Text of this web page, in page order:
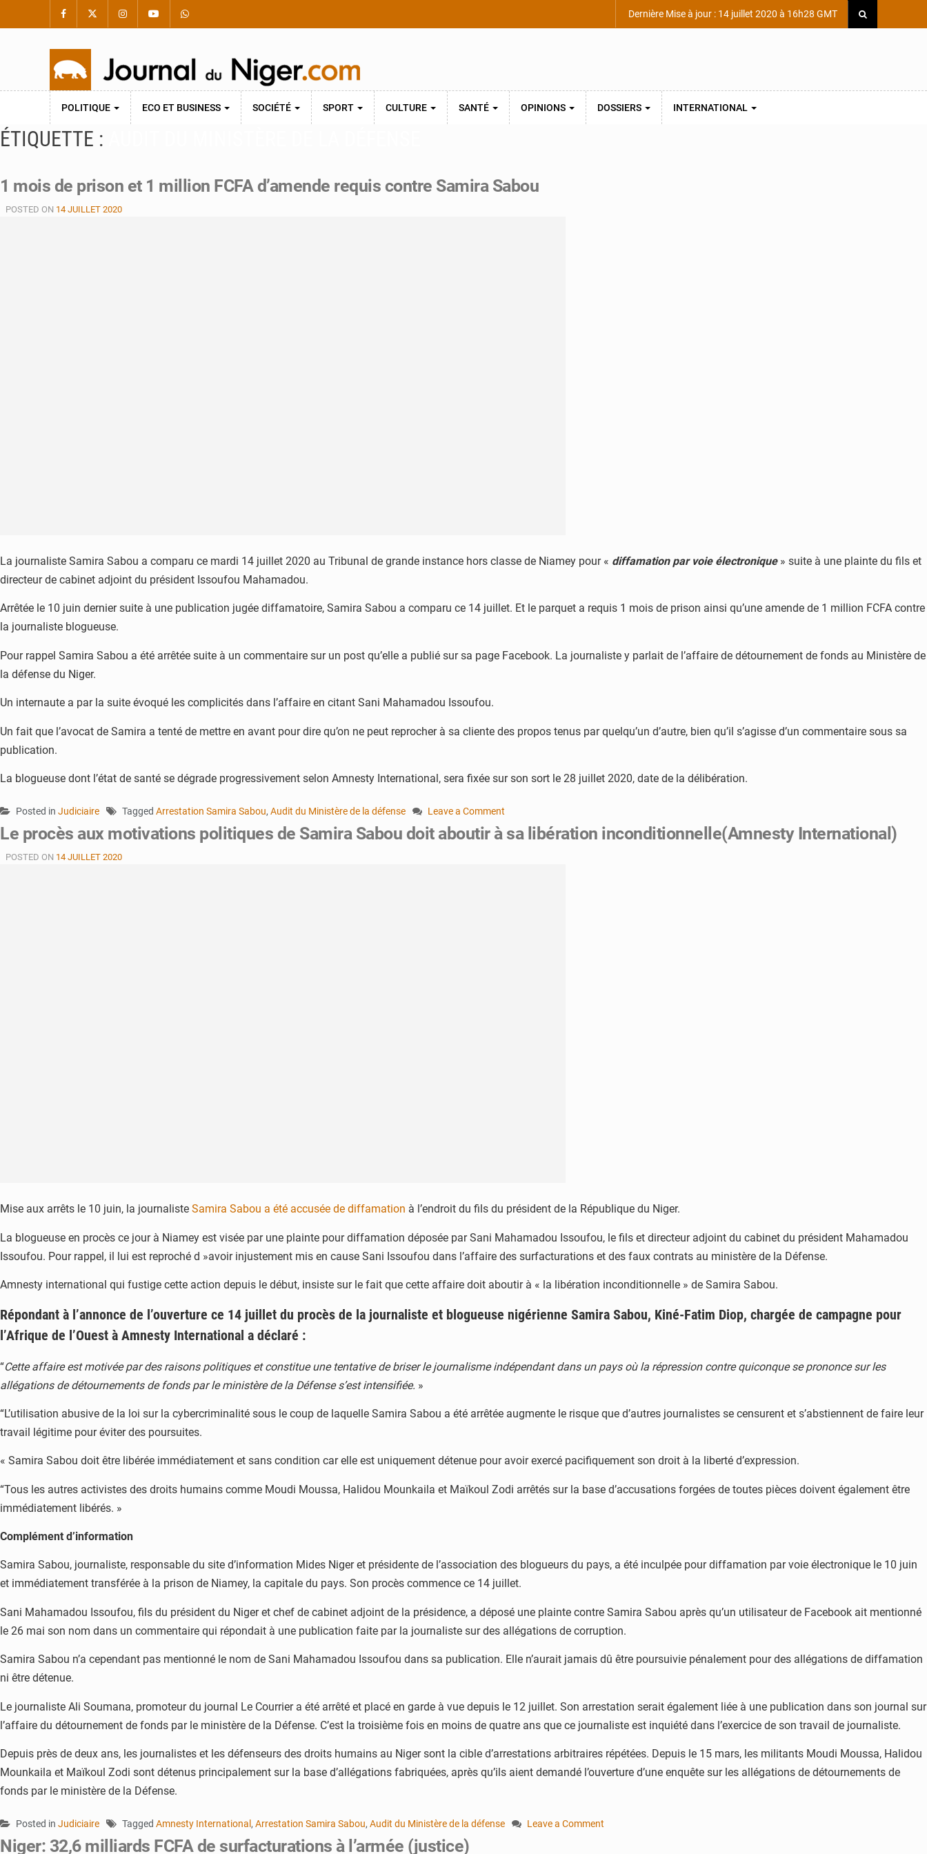
Dernière Mise à jour : 14 juillet 2020 à 16h28 GMT
POLITIQUE ECO ET BUSINESS SOCIÉTÉ SPORT CULTURE SANTÉ OPINIONS DOSSIERS INTERNATIONAL
ÉTIQUETTE :
1 mois de prison et 1 million FCFA d’amende requis contre Samira Sabou
POSTED ON 14 JUILLET 2020
La journaliste Samira Sabou a comparu ce mardi 14 juillet 2020 au Tribunal de grande instance hors classe de Niamey pour « diffamation par voie électronique» suite à une plainte du fils et
directeur de cabinet adjoint du président Issoufou Mahamadou.
Arrêtée le 10 juin dernier suite à une publication jugée diffamatoire, Samira Sabou a comparu ce 14 juillet. Et le parquet a requis 1 mois de prison ainsi qu’une amende de 1 million FCFA contre
la journaliste blogueuse.
Pour rappel Samira Sabou a été arrêtée suite à un commentaire sur un post qu’elle a publié sur sa page Facebook. La journaliste y parlait de l’affaire de détournement de fonds au Ministère de
la défense du Niger.
Un internaute a par la suite évoqué les complicités dans l’affaire en citant Sani Mahamadou Issoufou.
Un fait que l’avocat de Samira a tenté de mettre en avant pour dire qu’on ne peut reprocher à sa cliente des propos tenus par quelqu’un d’autre, bien qu’il s’agisse d’un commentaire sous sa
publication.
La blogueuse dont l’état de santé se dégrade progressivement selon Amnesty International, sera fixée sur son sort le 28 juillet 2020, date de la délibération.
Posted in Judiciaire Tagged Arrestation Samira Sabou, Audit du Ministère de la défense
Leave a Comment
on
1
Le procès aux motivations politiques de Samira Sabou doit aboutir à sa libération inconditionnelle(Amnesty International)
POSTED ON 14 JUILLET 2020
Mise aux arrêts le 10 juin, la journaliste Samira Sabou a été accusée de diffamation à l’endroit du fils du président de la République du Niger.
La blogueuse en procès ce jour à Niamey est visée par une plainte pour diffamation déposée par Sani Mahamadou Issoufou, le fils et directeur adjoint du cabinet du président Mahamadou
Issoufou. Pour rappel, il lui est reproché d »avoir injustement mis en cause Sani Issoufou dans l’affaire des surfacturations et des faux contrats au ministère de la Défense.
Amnesty international qui fustige cette action depuis le début, insiste sur le fait que cette affaire doit aboutir à « la libération inconditionnelle » de Samira Sabou.
Répondant à l’annonce de l’ouverture ce 14 juillet du procès de la journaliste et blogueuse nigérienne Samira Sabou, Kiné-Fatim Diop, chargée de campagne pour
l’Afrique de l’Ouest à Amnesty International a déclaré :
“Cette affaire est motivée par des raisons politiques et constitue une tentative de briser le journalisme indépendant dans un pays où la répression contre quiconque se prononce sur les
allégations de détournements de fonds par le ministère de la Défense s’est intensifiée. »
“L’utilisation abusive de la loi sur la cybercriminalité sous le coup de laquelle Samira Sabou a été arrêtée augmente le risque que d’autres journalistes se censurent et s’abstiennent de faire leur
travail légitime pour éviter des poursuites.
« Samira Sabou doit être libérée immédiatement et sans condition car elle est uniquement détenue pour avoir exercé pacifiquement son droit à la liberté d’expression.
“Tous les autres activistes des droits humains comme Moudi Moussa, Halidou Mounkaila et Maïkoul Zodi arrêtés sur la base d’accusations forgées de toutes pièces doivent également être
immédiatement libérés. »
Complément d’information
Samira Sabou, journaliste, responsable du site d’information Mides Niger et présidente de l’association des blogueurs du pays, a été inculpée pour diffamation par voie électronique le 10 juin
et immédiatement transférée à la prison de Niamey, la capitale du pays. Son procès commence ce 14 juillet.
Sani Mahamadou Issoufou, fils du président du Niger et chef de cabinet adjoint de la présidence, a déposé une plainte contre Samira Sabou après qu’un utilisateur de Facebook ait mentionné
le 26 mai son nom dans un commentaire qui répondait à une publication faite par la journaliste sur des allégations de corruption.
Samira Sabou n’a cependant pas mentionné le nom de Sani Mahamadou Issoufou dans sa publication. Elle n’aurait jamais dû être poursuivie pénalement pour des allégations de diffamation
ni être détenue.
Le journaliste Ali Soumana, promoteur du journal Le Courrier a été arrêté et placé en garde à vue depuis le 12 juillet. Son arrestation serait également liée à une publication dans son journal sur
l’affaire du détournement de fonds par le ministère de la Défense. C’est la troisième fois en moins de quatre ans que ce journaliste est inquiété dans l’exercice de son travail de journaliste.
Depuis près de deux ans, les journalistes et les défenseurs des droits humains au Niger sont la cible d’arrestations arbitraires répétées. Depuis le 15 mars, les militants Moudi Moussa, Halidou
Mounkaila et Maïkoul Zodi sont détenus principalement sur la base d’allégations fabriquées, après qu’ils aient demandé l’ouverture d’une enquête sur les allégations de détournements de
fonds par le ministère de la Défense.
Posted in Judiciaire Tagged Amnesty International , Arrestation Samira Sabou, Audit du Ministère de la défense
Leave a Comment
Niger: 32,6 milliards FCFA de surfacturations à l’armée (justice)